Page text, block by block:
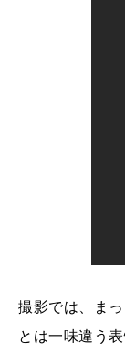
撮影では、ま
とは一味違う